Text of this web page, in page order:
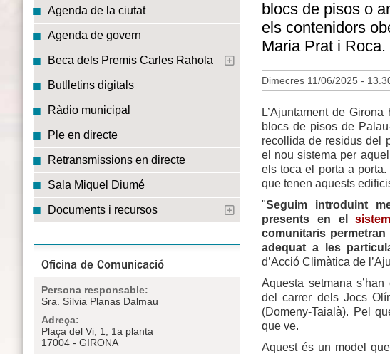
Agenda de la ciutat
Agenda de govern
Beca dels Premis Carles Rahola
Butlletins digitals
Ràdio municipal
Ple en directe
Retransmissions en directe
Sala Miquel Diumé
Documents i recursos
Oficina de Comunicació
Persona responsable:
Sra. Sílvia Planas Dalmau
Adreça:
Plaça del Vi, 1, 1a planta
17004 - GIRONA
blocs de pisos o
els contenidors
Maria Prat i Roca.
Dimecres 11/06/2025 -
L’Ajuntament de
blocs de pisos de
recollida de residus del
el nou sistema per
els toca el porta a porta.
que tenen aquests
"Seguim introduint
presents en el
comunitaris
adequat a les
d’Acció Climàtica de
Aquesta setmana
del carrer dels Jocs
(Domeny-Taialà). Pel
que ve.
Aquest és un model